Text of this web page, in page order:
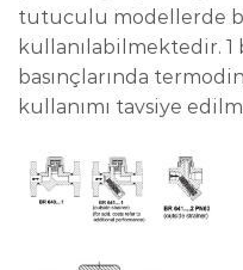
tutuculu modellerde
kullanılabilmektedir. 1
basınçlarında
kullanımı tavsiye